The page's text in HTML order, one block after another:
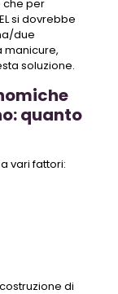
che per
si dovrebbe
due
manicure,
soluzione.
quanto
vari fattori:
di